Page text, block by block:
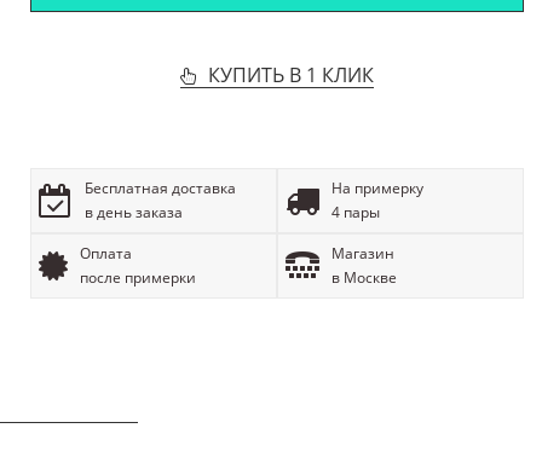
КУПИТЬ В 1 КЛИК
Бесплатная доставка
в день заказа
На примерку
4 пары
Оплата
после примерки
Магазин
в Москве